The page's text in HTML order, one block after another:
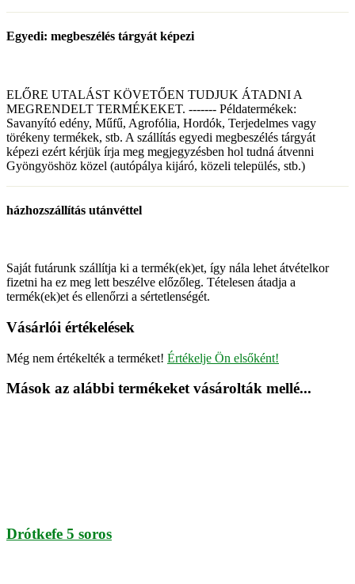
Egyedi: megbeszélés tárgyát képezi
ELŐRE UTALÁST KÖVETŐEN TUDJUK ÁTADNI A
MEGRENDELT TERMÉKEKET. ------- Példatermékek:
Savanyító edény, Műfű, Agrofólia, Hordók, Terjedelmes vagy
törékeny termékek, stb. A szállítás egyedi megbeszélés tárgyát
képezi ezért kérjük írja meg megjegyzésben hol tudná átvenni
Gyöngyöshöz közel (autópálya kijáró, közeli település, stb.)
házhozszállítás utánvéttel
Saját futárunk szállítja ki a termék(ek)et, így nála lehet átvételkor
fizetni ha ez meg lett beszélve előzőleg. Tételesen átadja a
termék(ek)et és ellenőrzi a sértetlenségét.
Vásárlói értékelések
Még nem értékelték a terméket! Értékelje Ön elsőként!
Mások az alábbi termékeket vásárolták mellé...
Drótkefe 5 soros